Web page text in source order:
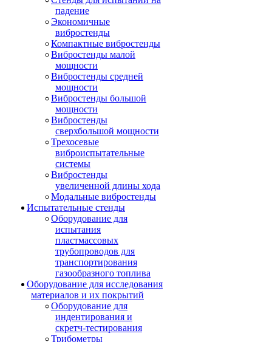
падение
Экономичные
вибростенды
Компактные вибростенды
Вибростенды малой
мощности
Вибростенды средней
мощности
Вибростенды большой
мощности
Вибростенды
сверхбольшой мощности
Трехосевые
виброиспытательные
системы
Вибростенды
увеличенной длины хода
Модальные вибростенды
Испытательные стенды
Оборудование для
испытания
пластмассовых
трубопроводов для
транспортирования
газообразного топлива
Оборудование для исследования
материалов и их покрытий
Оборудование для
индентирования и
скретч-тестирования
Трибометры